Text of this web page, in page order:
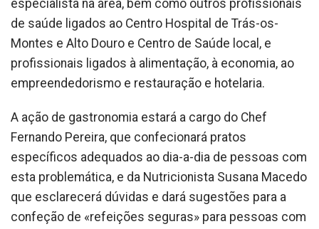
especialista na área, bem como outros profissionais
de saúde ligados ao Centro Hospital de Trás-os-
Montes e Alto Douro e Centro de Saúde local, e
profissionais ligados à alimentação, à economia, ao
empreendedorismo e restauração e hotelaria.
A ação de gastronomia estará a cargo do Chef
Fernando Pereira, que confecionará pratos
específicos adequados ao dia-a-dia de pessoas com
esta problemática, e da Nutricionista Susana Macedo
que esclarecerá dúvidas e dará sugestões para a
confeção de «refeições seguras» para pessoas com